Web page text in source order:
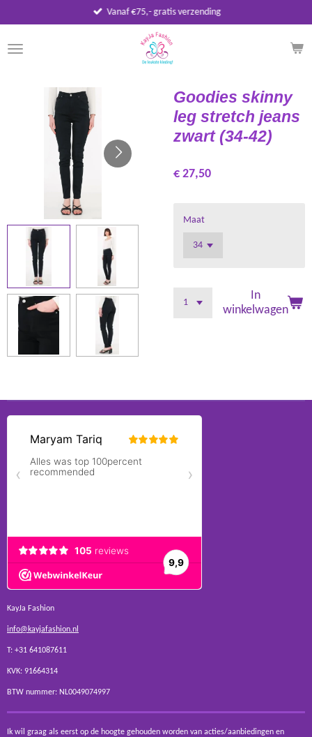
direct
naar
de
Vanaf €75,- gratis verzending
Goodies skinny
leg stretch jeans
zwart (34-42)
€ 27,50
Maat
In
winkelwagen
KayJa Fashion
info@kayjafashion.nl
T: +31 641087611
KVK: 91664314
BTW nummer: NL0049074997
Ik wil graag als eerst op de hoogte gehouden worden van acties/aanbiedingen en